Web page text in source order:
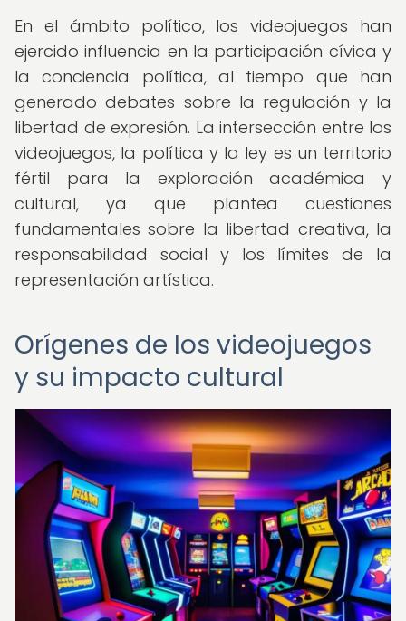
En el ámbito político, los videojuegos han
ejercido influencia en la participación cívica y
la conciencia política, al tiempo que han
generado debates sobre la regulación y la
libertad de expresión. La intersección entre los
videojuegos, la política y la ley es un territorio
fértil para la exploración académica y
cultural, ya que plantea cuestiones
fundamentales sobre la libertad creativa, la
responsabilidad social y los límites de la
representación artística.
Orígenes de los videojuegos
y su impacto cultural